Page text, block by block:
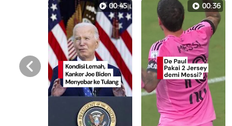
00:45 00:36
Prev